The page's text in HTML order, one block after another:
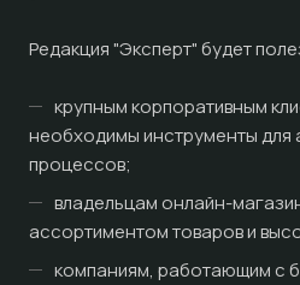
Редакция "Эксперт" будет
крупным корпоративным
необходимы инструменты для
процессов;
владельцам онлайн-
ассортиментом товаров и
компаниям, работающим с